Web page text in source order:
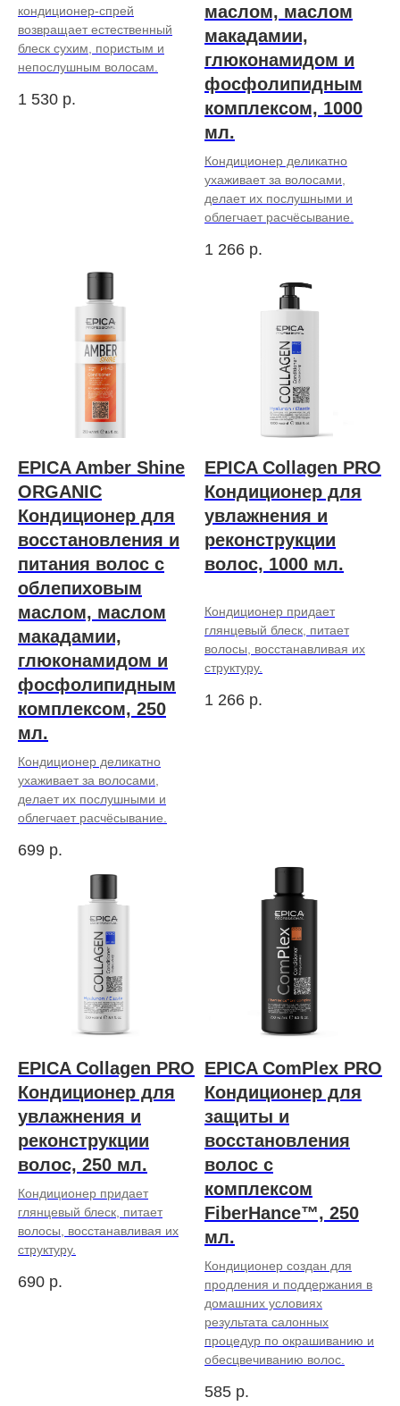
кондиционер-спрей
возвращает естественный
блеск сухим, пористым и
непослушным волосам.
1 530 р.
маслом, маслом
макадамии,
глюконамидом и
фосфолипидным
комплексом, 1000
мл.
Кондиционер деликатно
ухаживает за волосами,
делает их послушными и
облегчает расчёсывание.
1 266 р.
EPICA Amber Shine
ORGANIC
Кондиционер для
восстановления и
питания волос с
облепиховым
маслом, маслом
макадамии,
глюконамидом и
фосфолипидным
комплексом, 250
мл.
Кондиционер деликатно
ухаживает за волосами,
делает их послушными и
облегчает расчёсывание.
699 р.
EPICA Collagen PRO
Кондиционер для
увлажнения и
реконструкции
волос, 1000 мл.
Кондиционер придает
глянцевый блеск, питает
волосы, восстанавливая их
структуру.
1 266 р.
EPICA Collagen PRO
Кондиционер для
увлажнения и
реконструкции
волос, 250 мл.
Кондиционер придает
глянцевый блеск, питает
волосы, восстанавливая их
структуру.
690 р.
EPICA ComPlex PRO
Кондиционер для
защиты и
восстановления
волос с
комплексом
FiberHance™, 250
мл.
Кондиционер создан для
продления и поддержания в
домашних условиях
результата салонных
процедур по окрашиванию и
обесцвечиванию волос.
585 р.